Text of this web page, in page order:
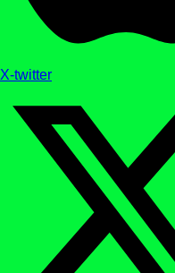
X-twitter